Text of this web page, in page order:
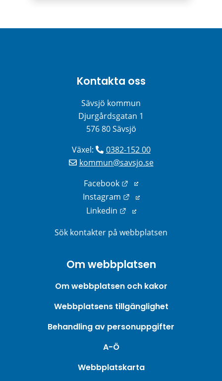
Kontakta oss
Sävsjö kommun
Djurgårdsgatan 1
576 80 Sävsjö
Växel:
0382-152 00
kommun@savsjo.se
Facebook
Länk till annan
Instagram
Länk till annan
Linkedin
Länk till annan webbplats.
Sök kontakter på webbplatsen
Om webbplatsen
Om webbplatsen och kakor
Webbplatsens tillgänglighet
Behandling av personuppgifter
A-Ö
Webbplatskarta